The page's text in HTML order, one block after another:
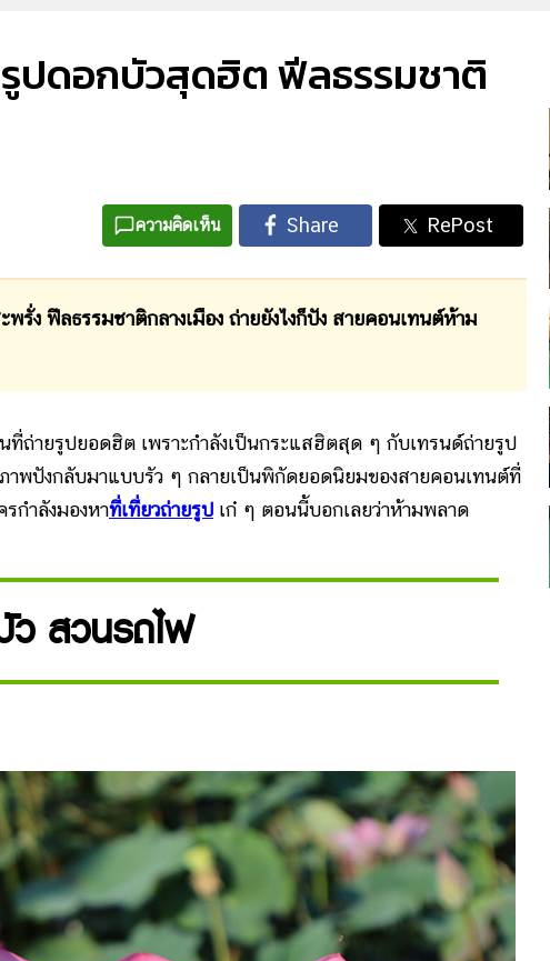
ปดอกบัวสุดฮิต ฟีลธรรมชาติ
ความคิดเห็น
ลธรรมชาติกลางเมือง ถ่ายยังไงก็ปัง สายคอนเทนต์ห้าม
ที่ถ่ายรูปยอดฮิต เพราะกำลังเป็นกระแสฮิตสุด ๆ กับเทรนด์ถ่ายรูป
าพปังกลับมาแบบรัว ๆ กลายเป็นพิกัดยอดนิยมของสายคอนเทนต์ที่
กำลังมองหาที่เที่ยวถ่ายรูป เก๋ ๆ ตอนนี้บอกเลยว่าห้ามพลาด
ว สวนรถไฟ